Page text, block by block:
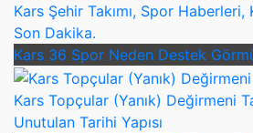
Kars Şehir Takımı, Spor
Son Dakika.
Kars 36 Spor Neden Destek
Kars Topçular (Yanık) Değirmeni
Unutulan Tarihi Yapısı